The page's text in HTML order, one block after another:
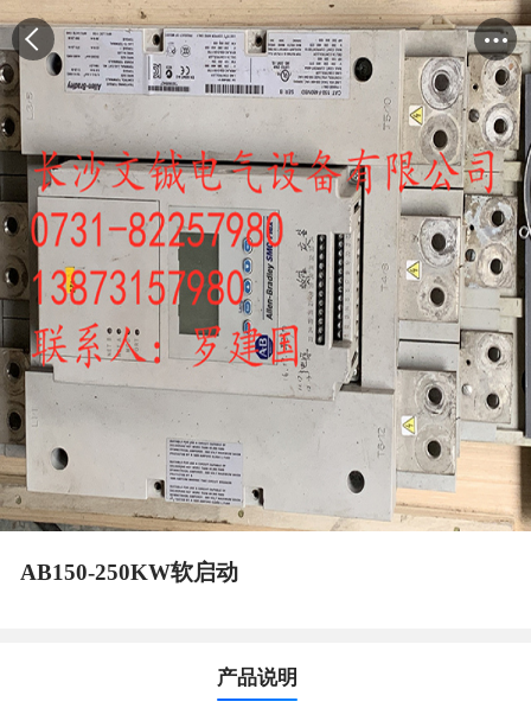
AB150-250KW软启动
产品说明